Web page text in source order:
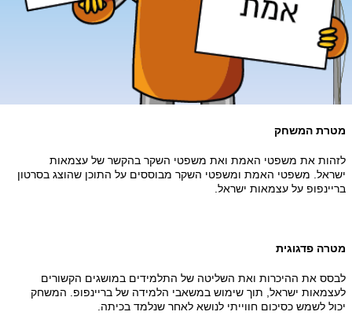
המשחק
את משפטי האמת ואת משפטי השקר בהקשר של עצמאות
משפטי האמת ומשפטי השקר מבוססים על התוכן שהוצג בסרטון
על עצמאות ישראל.
פדגוגית
את ההיכרות ואת השליטה של התלמידים במושגים הקשורים
ישראל, תוך שימוש במשאבי הלמידה של בריינפופ. המשחק
לשמש כסיכום חווייתי לנושא לאחר שנלמד בכיתה.